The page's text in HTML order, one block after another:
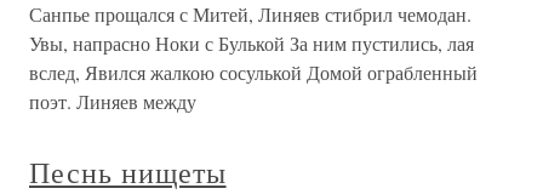
Санпье прощался с Митей, Линяев стибрил чемодан.
Увы, напрасно Ноки с Булькой За ним пустились, лая
вслед, Явился жалкою сосулькой Домой ограбленный
поэт. Линяев между
Песнь нищеты